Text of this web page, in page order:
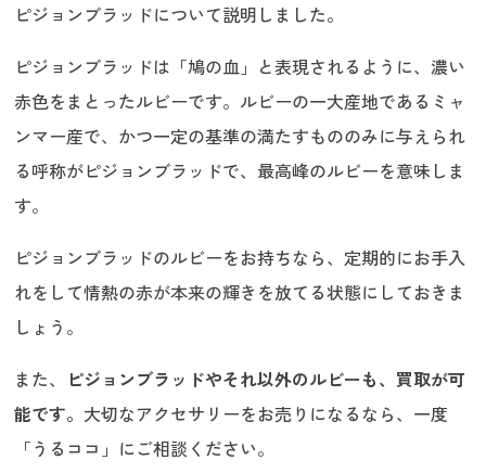
ピジョンブラッドについて説明しました。
ピジョンブラッドは「鳩の血」と表現されるように、濃い
赤色をまとったルビーです。ルビーの一大産地であるミャ
ンマー産で、かつ一定の基準の満たすもののみに与えられ
る呼称がピジョンブラッドで、最高峰のルビーを意味しま
す。
ピジョンブラッドのルビーをお持ちなら、定期的にお手入
れをして情熱の赤が本来の輝きを放てる状態にしておきま
しょう。
また、
ピジョンブラッドやそれ以外のルビーも、買取が可
能です。 大切なアクセサリーをお売りになるなら、一度
「うるココ」にご相談ください。